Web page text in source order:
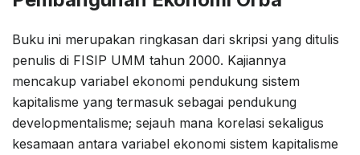
Buku ini merupakan ringkasan dari skripsi yang ditulis
penulis di FISIP UMM tahun 2000. Kajiannya
mencakup variabel ekonomi pendukung sistem
kapitalisme yang termasuk sebagai pendukung
developmentalisme; sejauh mana korelasi sekaligus
kesamaan antara variabel ekonomi sistem kapitalisme